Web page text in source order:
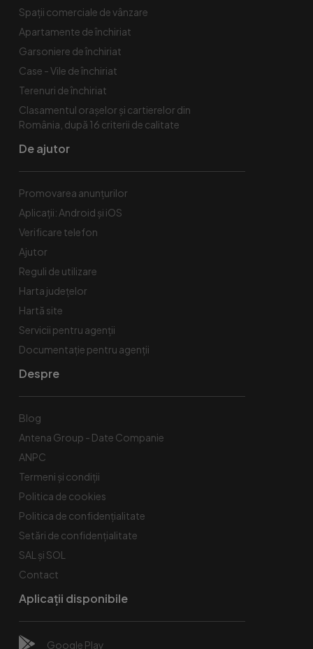
Spaţii comerciale de vânzare
Apartamente de închiriat
Garsoniere de închiriat
Case - Vile de închiriat
Terenuri de închiriat
Clasamentul orașelor și cartierelor din
România, după 16 criterii de calitate
De ajutor
Promovarea anunțurilor
Aplicații: Android și iOS
Verificare telefon
Ajutor
Reguli de utilizare
Harta județelor
Hartă site
Servicii pentru agenții
Documentație pentru agenții
Despre
Blog
Antena Group - Date Companie
ANPC
Termeni și condiții
Politica de cookies
Politica de confidențialitate
Setări de confidențialitate
SAL și SOL
Contact
Aplicații disponibile
Google Play